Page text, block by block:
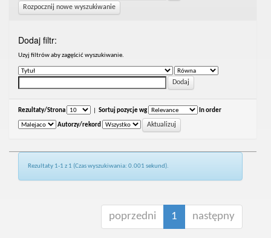
Rozpocznij nowe wyszukiwanie
Dodaj filtr:
Uzyj filtrów aby zagęścić wyszukiwanie.
Rezultaty/Strona Sortuj pozycje wg In order
Autorzy/rekord
Rezultaty 1-1 z 1 (Czas wyszukiwania: 0.001 sekund).
poprzedni 1 następny